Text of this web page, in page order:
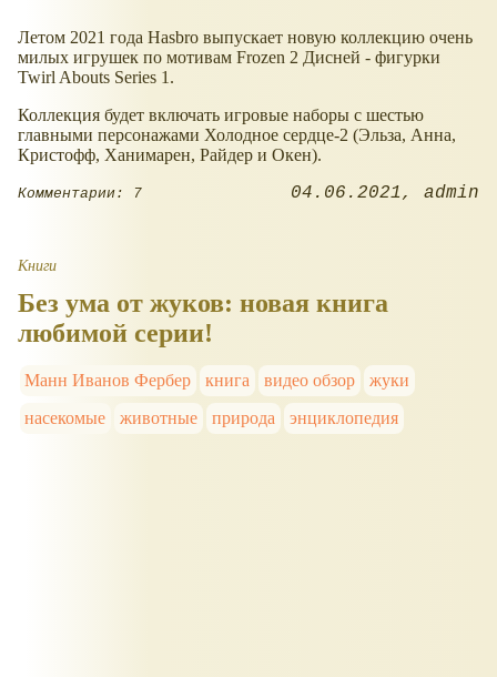
Летом 2021 года Hasbro выпускает новую коллекцию очень
милых игрушек по мотивам Frozen 2 Дисней - фигурки
Twirl Abouts Series 1.
Коллекция будет включать игровые наборы с шестью
главными персонажами Холодное сердце-2 (Эльза, Анна,
Кристофф, Ханимарен, Райдер и Окен).
Комментарии: 7 04.06.2021 admin
Книги
Без ума от жуков: новая книга
любимой серии!
Манн Иванов Фербер книга видео обзор
жуки
насекомые
животные природа энциклопедия